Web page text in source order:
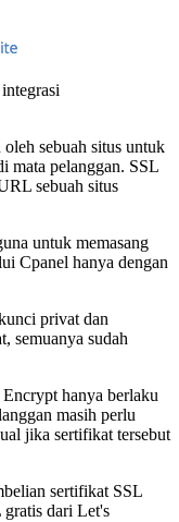
sebuah situs untuk
mata pelanggan. SSL
sebuah situs
untuk memasang
Cpanel hanya dengan
privat dan
semuanya sudah
hanya berlaku
masih perlu
jika sertifikat tersebut
sertifikat SSL
dari Let's